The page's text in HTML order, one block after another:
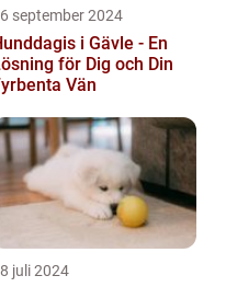
september 2024
i Gävle - En
för Dig och Din
Vän
juli 2024